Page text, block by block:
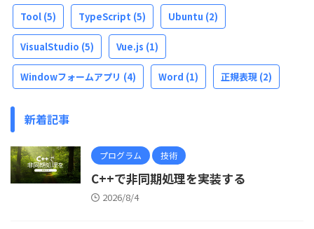
Tool (5) TypeScript (5) Ubuntu (2)
VisualStudio (5) Vue.js (1)
Windowフォームアプリ (4) Word (1) 正規表現 (2)
新着記事
プログラム 技術
C++で非同期処理を実装する
2026/8/4